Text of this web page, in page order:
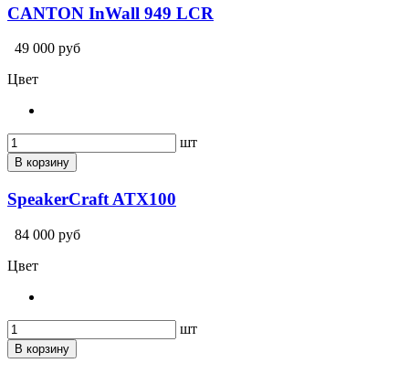
CANTON InWall 949 LCR
49 000 руб
Цвет
шт
В корзину
SpeakerCraft ATX100
84 000 руб
Цвет
шт
В корзину